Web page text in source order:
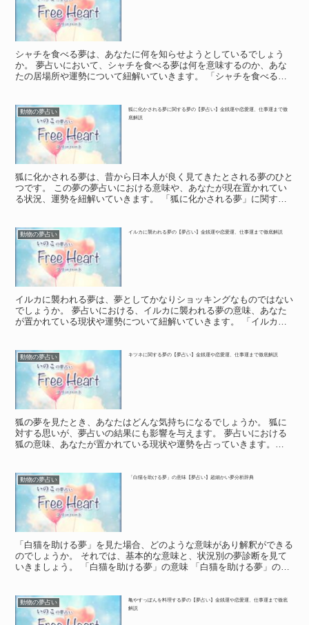
シャチを食べる夢は、あなたに何を知らせようとしているでしょう
か。 夢占いにおいて、シャチを食べる夢は何を意味するのか、あな
たの居場所や運勢について紐解いていきます。 「シャチを食べる
動物の夢占い
狐に化かされる夢に関する夢の【夢占い】金銭運や恋愛運、仕事運まで徹
底解説
狐に化かされる夢は、昔から日本人が良く見てきたとされる夢のひと
つです。 この夢の夢占いにおける意味や、あなたが現在置かれてい
る状況、運勢を紐解いていきます。 「狐に化かされる夢」に関する
動物の夢占い イルカに襲われる夢の【夢占い】金銭運や恋愛運、仕事運まで徹底解説
イルカに襲われる夢は、夢としてかなりショッキングなものではない
でしょうか。 夢占いにおける、イルカに襲われる夢の意味、あなた
が置かれている現状や運勢について紐解いていきます。 「イルカに
動物の夢占い キツネに関する夢の【夢占い】金銭運や恋愛運、仕事運まで徹底解説
狐の夢を見たとき、あなたはどんな気持ちになるでしょうか。 狐に
対する思いが、夢占いの結果にも影響を与えます。 夢占いにおける
狐の意味、あなたが置かれている現状や運勢を占っていきます。
動物の夢占い 「白猫を助ける夢」の意味【夢占い】超細かい夢分析辞典
「白猫を助ける夢」を見た場合、どのような意味があり解釈ができる
のでしょうか。 それでは、基本的な意味と、状況別の夢診断を見て
いきましょう。 「白猫を助ける夢」の意味 「白猫を助ける夢」の意
動物の夢占い
亀やすっぽんを料理する夢の【夢占い】金銭運や恋愛運、仕事運まで徹底
解説